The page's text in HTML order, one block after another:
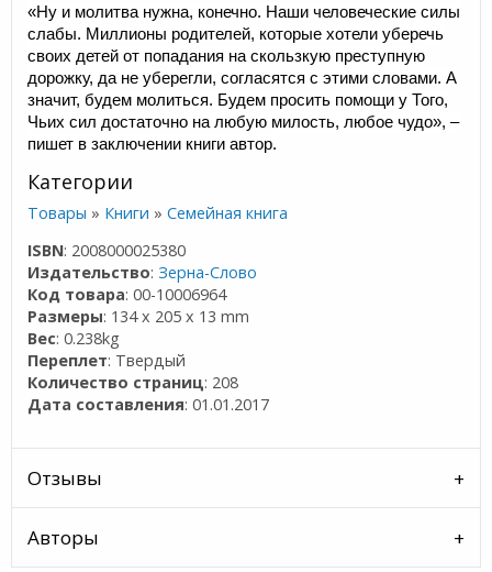
«Ну и молитва нужна, конечно. Наши человеческие силы
слабы. Миллионы родителей, которые хотели уберечь
своих детей от попадания на скользкую преступную
дорожку, да не уберегли, согласятся с этими словами. А
значит, будем молиться. Будем просить помощи у Того,
Чьих сил достаточно на любую милость, любое чудо», –
пишет в заключении книги автор.
Категории
Товары » Книги »Семейная книга
ISBN: 2008000025380
Издательство:Зерна-Слово
Код товара: 00-10006964
Размеры: 134 x 205 x 13 mm
Вес: 0.238kg
Переплет: Твердый
Количество страниц: 208
Дата составления: 01.01.2017
Отзывы
Авторы